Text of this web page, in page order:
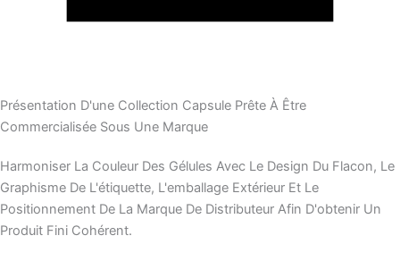
Présentation D'une Collection Capsule Prête À Être
Commercialisée Sous Une Marque
Harmoniser La Couleur Des Gélules Avec Le Design Du Flacon, Le
Graphisme De L'étiquette, L'emballage Extérieur Et Le
Positionnement De La Marque De Distributeur Afin D'obtenir Un
Produit Fini Cohérent.